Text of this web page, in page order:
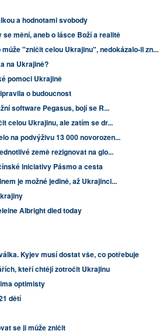
a hodnotami svobody
mění, aneb o lásce Boží a realitě
"zničit celou Ukrajinu", nedokázalo-li zn...
na Ukrajině?
pomoci Ukrajině
o budoucnost
software Pegasus, bojí se R...
celou Ukrajinu, ale zatím se dr...
na podvýživu 13 000 novorozen...
země rezignovat na glo...
iniciativy Pásmo a cesta
je možné jedině, až Ukrajinci...
Albright died today
Kyjev musí dostat vše, co potřebuje
kteří chtějí zotročit Ukrajinu
optimisty
dětí
se ji může zničit